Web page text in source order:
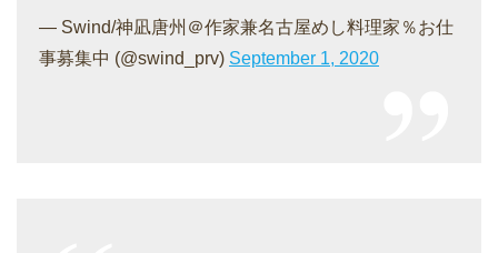
— Swind/神凪唐州＠作家兼名古屋めし料理家％お仕
事募集中 (@swind_prv) September 1, 2020